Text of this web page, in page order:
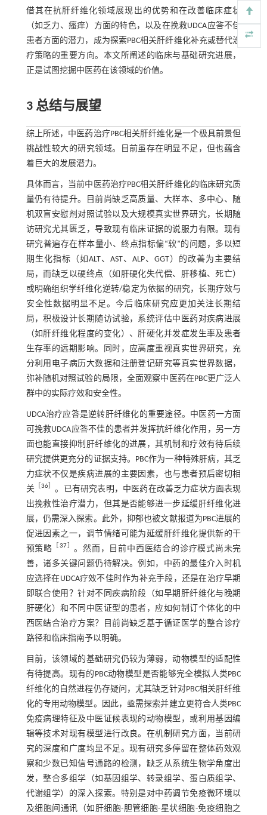
借其在抗肝纤维化领域展现出的优势和在改善临床症状
（如乏力、瘙痒）方面的特色，以及在挽救UDCA应答不佳
患者方面的潜力，成为探索PBC相关肝纤维化补充或替代治
疗策略的重要方向。本文所阐述的临床与基础研究进展，
正是试图挖掘中医药在该领域的价值。
3 总结与展望
综上所述，中医药治疗PBC相关肝纤维化是一个极具前景但
挑战性较大的研究领域。目前虽存在明显不足，但也蕴含
着巨大的发展潜力。
具体而言，当前中医药治疗PBC相关肝纤维化的临床研究质
量仍有待提升。目前尚缺乏高质量、大样本、多中心、随
机双盲安慰剂对照试验以及大规模真实世界研究，长期随
访研究尤其匮乏，导致现有临床证据的说服力有限。现有
研究普遍存在样本量小、终点指标偏“软”的问题，多以短
期生化指标（如ALT、AST、ALP、GGT）的改善为主要结
局，而缺乏以硬终点（如肝硬化失代偿、肝移植、死亡）
或明确组织学纤维化逆转/稳定为依据的研究，长期疗效与
安全性数据明显不足。今后临床研究应更加关注长期结
局，积极设计长期随访试验，系统评估中医药对疾病进展
（如肝纤维化程度的变化）、肝硬化并发症发生率及患者
生存率的远期影响。同时，应高度重视真实世界研究，充
分利用电子病历大数据和注册登记研究等真实世界数据，
弥补随机对照试验的局限，全面观察中医药在PBC更广泛人
群中的实际疗效和安全性。
UDCA治疗应答是逆转肝纤维化的重要途径。中医药一方面
可挽救UDCA应答不佳的患者并发挥抗纤维化作用，另一方
面也能直接抑制肝纤维化的进展，其机制和疗效有待后续
研究提供更充分的证据支持。PBC作为一种特殊肝病，其乏
力症状不仅是疾病进展的主要因素，也与患者预后密切相
关 ［36］ 。已有研究表明，中医药在改善乏力症状方面表现
出挽救性治疗潜力，但其是否能够进一步延缓肝纤维化进
展，仍需深入探索。此外，抑郁也被文献报道为PBC进展的
促进因素之一，调节情绪可能为延缓肝纤维化提供新的干
预策略 ［37］ 。然而，目前中西医结合的诊疗模式尚未完
善，诸多关键问题仍待解决。例如，中药的最佳介入时机
应选择在UDCA疗效不佳时作为补充手段，还是在治疗早期
即联合使用？针对不同疾病阶段（如早期肝纤维化与晚期
肝硬化）和不同中医证型的患者，应如何制订个体化的中
西医结合治疗方案？目前尚缺乏基于循证医学的整合诊疗
路径和临床指南予以明确。
目前，该领域的基础研究仍较为薄弱，动物模型的适配性
有待提高。现有的PBC动物模型是否能够完全模拟人类PBC
纤维化的自然进程仍存疑问，尤其缺乏针对PBC相关肝纤维
化的专用动物模型。因此，亟需探索并建立更符合人类PBC
免疫病理特征及中医证候表现的动物模型，或利用基因编
辑等技术对现有模型进行改良。在机制研究方面，当前研
究的深度和广度均显不足。现有研究多停留在整体药效观
察和少数已知信号通路的检测，缺乏从系统生物学角度出
发，整合多组学（如基因组学、转录组学、蛋白质组学、
代谢组学）的深入探索。特别是对中药调节免疫微环境以
及细胞间通讯（如肝细胞-胆管细胞-星状细胞-免疫细胞之